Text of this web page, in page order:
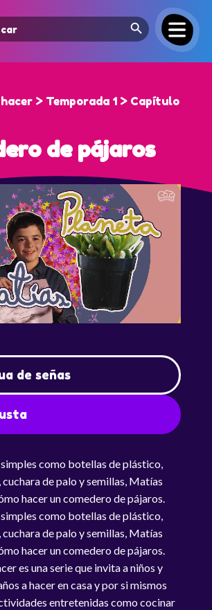
Search Button
> Temporada 1 > Capítulo
de pájaros
de señas
como botellas de plástico,
cuchara de palo y semillas, Matías
hacer un comedero de pájaros.
como botellas de plástico,
cuchara de palo y semillas, Matías
hacer un comedero de pájaros.
es una serie que invita a niños y
a hacer en casa y por si mismos
entretenidas como cocinar